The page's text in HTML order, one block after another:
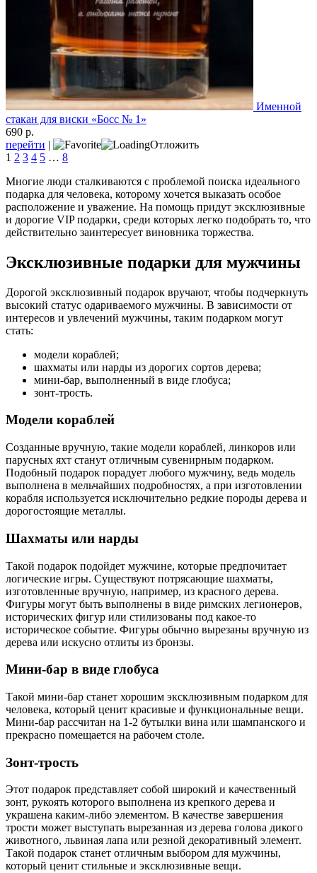
Именной
стакан для виски «Босс № 1»
690 р.
перейти |
Отложить
1 2 3 4 5 … 8
Многие люди сталкиваются с проблемой поиска идеального
подарка для человека, которому хочется выказать особое
расположение и уважение. На помощь придут эксклюзивные
и дорогие VIP подарки, среди которых легко подобрать то, что
действительно заинтересует виновника торжества.
Эксклюзивные подарки для мужчины
Дорогой эксклюзивный подарок вручают, чтобы подчеркнуть
высокий статус одариваемого мужчины. В зависимости от
интересов и увлечений мужчины, таким подарком могут
стать:
модели кораблей;
шахматы или нарды из дорогих сортов дерева;
мини-бар, выполненный в виде глобуса;
зонт-трость.
Модели кораблей
Созданные вручную, такие модели кораблей, линкоров или
парусных яхт станут отличным сувенирным подарком.
Подобный подарок порадует любого мужчину, ведь модель
выполнена в мельчайших подробностях, а при изготовлении
корабля используется исключительно редкие породы дерева и
дорогостоящие металлы.
Шахматы или нарды
Такой подарок подойдет мужчине, которые предпочитает
логические игры. Существуют потрясающие шахматы,
изготовленные вручную, например, из красного дерева.
Фигуры могут быть выполнены в виде римских легионеров,
исторических фигур или стилизованы под какое-то
историческое событие. Фигуры обычно вырезаны вручную из
дерева или искусно отлиты из бронзы.
Мини-бар в виде глобуса
Такой мини-бар станет хорошим эксклюзивным подарком для
человека, который ценит красивые и функциональные вещи.
Мини-бар рассчитан на 1-2 бутылки вина или шампанского и
прекрасно помещается на рабочем столе.
Зонт-трость
Этот подарок представляет собой широкий и качественный
зонт, рукоять которого выполнена из крепкого дерева и
украшена каким-либо элементом. В качестве завершения
трости может выступать вырезанная из дерева голова дикого
животного, львиная лапа или резной декоративный элемент.
Такой подарок станет отличным выбором для мужчины,
который ценит стильные и эксклюзивные вещи.